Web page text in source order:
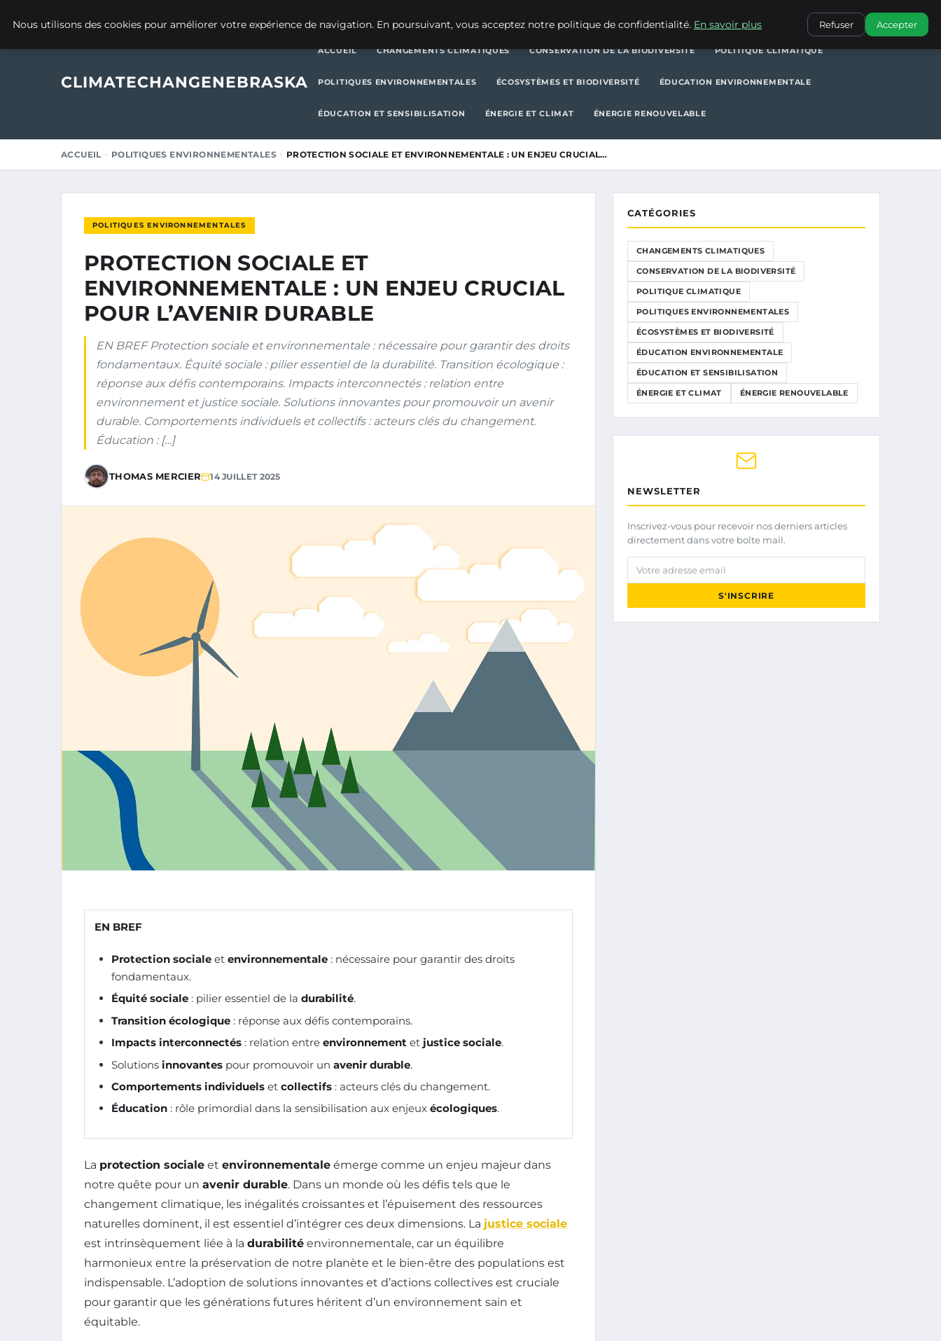
POLITIQUES ENVIRONNEMENTALES
CLIMATECHANGENEBRASKA
ACCUEIL CHANGEMENTS CLIMATIQUES CONSERVATION DE LA BIODIVERSITÉ POLITIQUE CLIMATIQUE
POLITIQUES ENVIRONNEMENTALES ÉCOSYSTÈMES ET BIODIVERSITÉ ÉDUCATION ENVIRONNEMENTALE
ÉDUCATION ET SENSIBILISATION ÉNERGIE ET CLIMAT ÉNERGIE RENOUVELABLE
ACCUEIL POLITIQUES ENVIRONNEMENTALES PROTECTION SOCIALE ET ENVIRONNEMENTALE : UN ENJEU CRUCIAL…
POLITIQUES ENVIRONNEMENTALES
PROTECTION SOCIALE ET
ENVIRONNEMENTALE : UN ENJEU CRUCIAL
POUR L’AVENIR DURABLE
EN BREF Protection sociale et environnementale : nécessaire pour garantir des droits
fondamentaux. Équité sociale : pilier essentiel de la durabilité. Transition écologique :
réponse aux défis contemporains. Impacts interconnectés : relation entre
environnement et justice sociale. Solutions innovantes pour promouvoir un avenir
durable. Comportements individuels et collectifs : acteurs clés du changement.
Éducation : […]
THOMAS MERCIER 14 JUILLET 2025
EN BREF
Protection sociale et environnementale : nécessaire pour garantir des droits
fondamentaux.
Équité sociale : pilier essentiel de la durabilité.
Transition écologique : réponse aux défis contemporains.
Impacts interconnectés : relation entre environnement et justice sociale.
Solutions innovantes pour promouvoir un avenir durable.
Comportements individuels et collectifs : acteurs clés du changement.
Éducation : rôle primordial dans la sensibilisation aux enjeux écologiques.
La protection sociale et environnementale émerge comme un enjeu majeur dans
notre quête pour un avenir durable. Dans un monde où les défis tels que le
changement climatique, les inégalités croissantes et l’épuisement des ressources
naturelles dominent, il est essentiel d’intégrer ces deux dimensions. La justice sociale
est intrinsèquement liée à la durabilité environnementale, car un équilibre
harmonieux entre la préservation de notre planète et le bien-être des populations est
indispensable. L’adoption de solutions innovantes et d’actions collectives est cruciale
pour garantir que les générations futures héritent d’un environnement sain et
équitable.
CATÉGORIES
CHANGEMENTS CLIMATIQUES
CONSERVATION DE LA BIODIVERSITÉ
POLITIQUE CLIMATIQUE
POLITIQUES ENVIRONNEMENTALES
ÉCOSYSTÈMES ET BIODIVERSITÉ
ÉDUCATION ENVIRONNEMENTALE
ÉDUCATION ET SENSIBILISATION
ÉNERGIE ET CLIMAT ÉNERGIE RENOUVELABLE
NEWSLETTER
Inscrivez-vous pour recevoir nos derniers articles
directement dans votre boîte mail.
Votre adresse email
S'INSCRIRE
Nous utilisons des cookies pour améliorer votre expérience de navigation. En poursuivant, vous acceptez notre politique de confidentialité. En savoir plus Refuser Accepter